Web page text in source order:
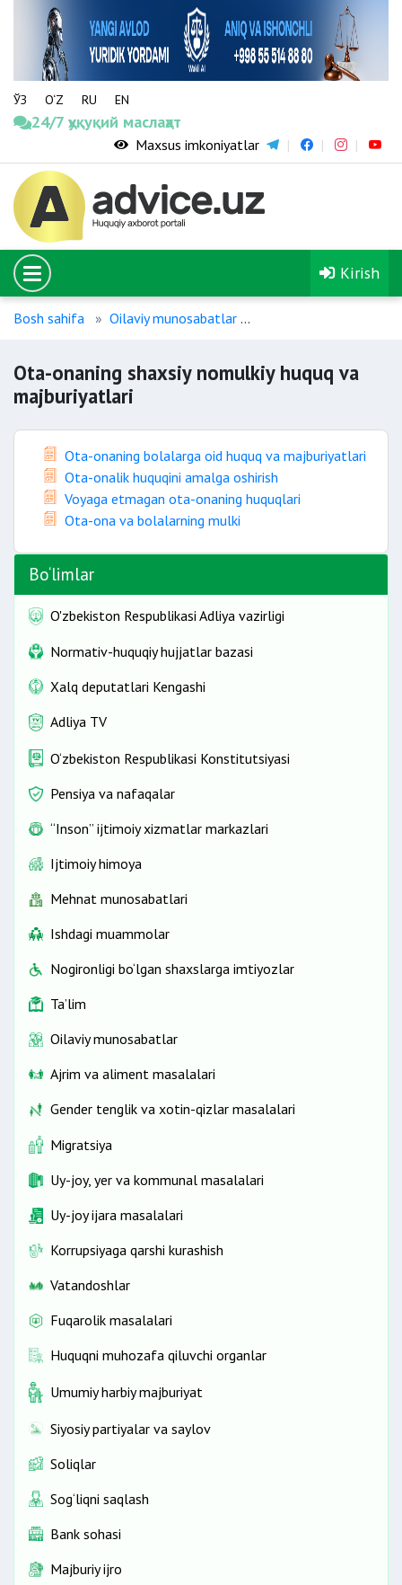
ЎЗ O‘Z RU EN
24/7 ҳуқуқий маслаҳат
Maxsus imkoniyatlar
Kirish
Bosh sahifa Oilaviy munosabatlar
Ota-onaning shaxsiy nomulkiy huquq va
majburiyatlari
Ota-onaning bolalarga oid huquq va majburiyatlari
Ota-onalik huquqini amalga oshirish
Voyaga etmagan ota-onaning huquqlari
Ota-ona va bolalarning mulki
Bo‘limlar
O'zbekiston Respublikasi Adliya vazirligi
Normativ-huquqiy hujjatlar bazasi
Xalq deputatlari Kengashi
Adliya TV
O‘zbekiston Respublikasi Konstitutsiyasi
Pensiya va nafaqalar
“Inson” ijtimoiy xizmatlar markazlari
Ijtimoiy himoya
Mehnat munosabatlari
Ishdagi muammolar
Nogironligi bo‘lgan shaxslarga imtiyozlar
Ta’lim
Oilaviy munosabatlar
Ajrim va aliment masalalari
Gender tenglik va xotin-qizlar masalalari
Migratsiya
Uy-joy, yer va kommunal masalalari
Uy-joy ijara masalalari
Korrupsiyaga qarshi kurashish
Vatandoshlar
Fuqarolik masalalari
Huquqni muhozafa qiluvchi organlar
Umumiy harbiy majburiyat
Siyosiy partiyalar va saylov
Soliqlar
Sog‘liqni saqlash
Bank sohasi
Majburiy ijro